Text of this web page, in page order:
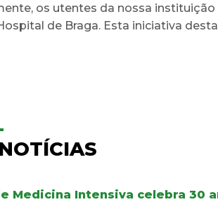
os utentes da nossa
de Braga. Esta iniciativa
Medicina Intensiva celebra 30